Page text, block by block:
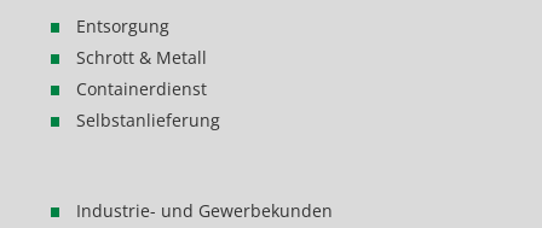
Entsorgung
Schrott & Metall
Containerdienst
Selbstanlieferung
Industrie- und Gewerbekunden